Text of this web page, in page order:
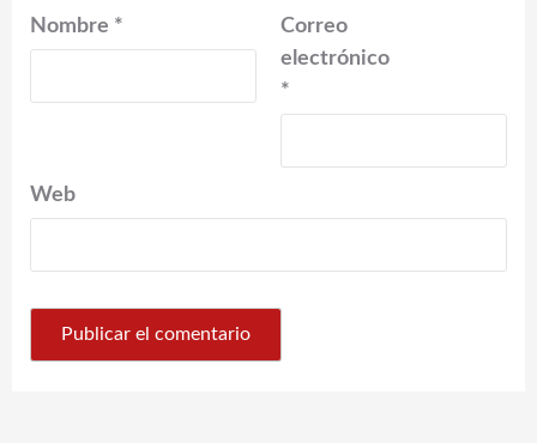
Nombre *
Correo
electrónico
*
Web